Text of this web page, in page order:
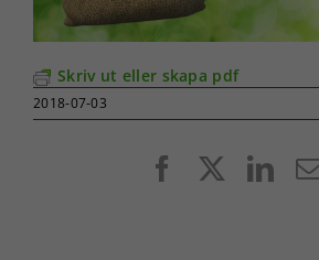
Skriv ut eller skapa pdf
2018-07-03
Facebook